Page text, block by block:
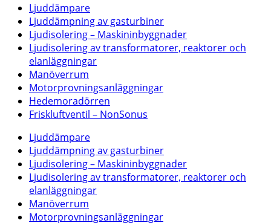
Ljuddämpare
Ljuddämpning av gasturbiner
Ljudisolering – Maskininbyggnader
Ljudisolering av transformatorer, reaktorer och
elanläggningar
Manöverrum
Motorprovningsanläggningar
Hedemoradörren
Friskluftventil – NonSonus
Ljuddämpare
Ljuddämpning av gasturbiner
Ljudisolering – Maskininbyggnader
Ljudisolering av transformatorer, reaktorer och
elanläggningar
Manöverrum
Motorprovningsanläggningar